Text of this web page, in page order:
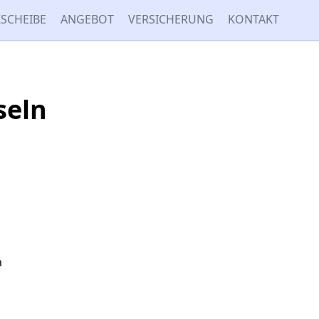
ANGEBOT VERSICHERUNG KONTAKT